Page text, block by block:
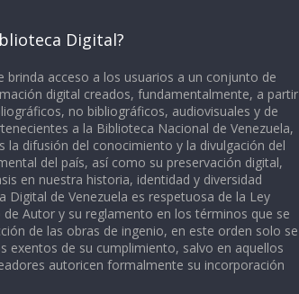
Digital?
brinda acceso a los usuarios a un conjunto de
digital creados, fundamentalmente, a partir
no bibliográficos, audiovisuales y de
a la Biblioteca Nacional de Venezuela,
la difusión del conocimiento y la divulgación del
del país, así como su preservación digital,
en nuestra historia, identidad y diversidad
Digital de Venezuela es respetuosa de la Ley
Autor y su reglamento en los términos que se
de las obras de ingenio, en este orden solo se
exentos de su cumplimiento, salvo en aquellos
autoricen formalmente su incorporación